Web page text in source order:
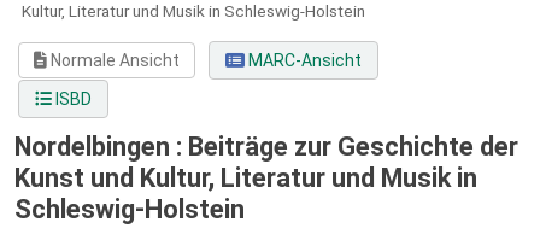
Kultur, Literatur und Musik in Schleswig-Holstein
Normale Ansicht
MARC-Ansicht
ISBD
Nordelbingen : Beiträge zur Geschichte der
Kunst und Kultur, Literatur und Musik in
Schleswig-Holstein